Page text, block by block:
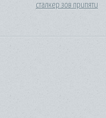
сталкер зов припяти